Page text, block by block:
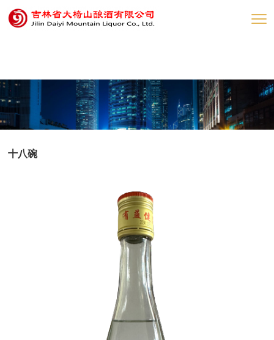
网赌网站
十八碗